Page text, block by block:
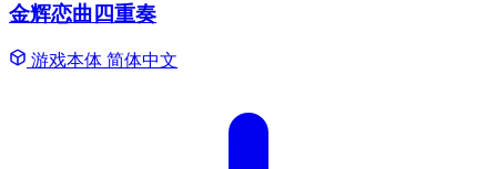
金辉恋曲四重奏
游戏本体 简体中文